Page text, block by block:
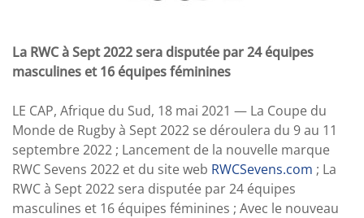
La RWC à Sept 2022 sera disputée par 24 équipes
masculines et 16 équipes féminines
LE CAP, Afrique du Sud, 18 mai 2021 — La Coupe du
Monde de Rugby à Sept 2022 se déroulera du 9 au 11
septembre 2022 ; Lancement de la nouvelle marque
RWC Sevens 2022 et du site web RWCSevens.com ; La
RWC à Sept 2022 sera disputée par 24 équipes
masculines et 16 équipes féminines ; Avec le nouveau